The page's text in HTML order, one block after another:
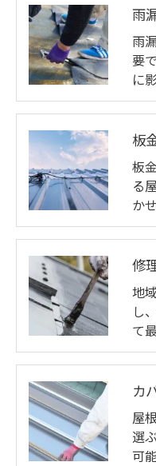
雨
雨
要
に
板
板
る
か
修
地
し
て
カ
屋
選
可